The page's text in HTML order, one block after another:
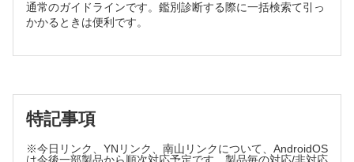
V カルシウムとビタミンD関連疾患
VI 糖代謝異常症
先天性高インスリン血症診療ガイドライン
VII 疾患と内分泌異常
通常のガイドラインです。鑑別診断する際に一括検索て引っ
かかるときは便利です。
特記事項
※今日リンク、YNリンク、南山リンクについて、AndroidOS